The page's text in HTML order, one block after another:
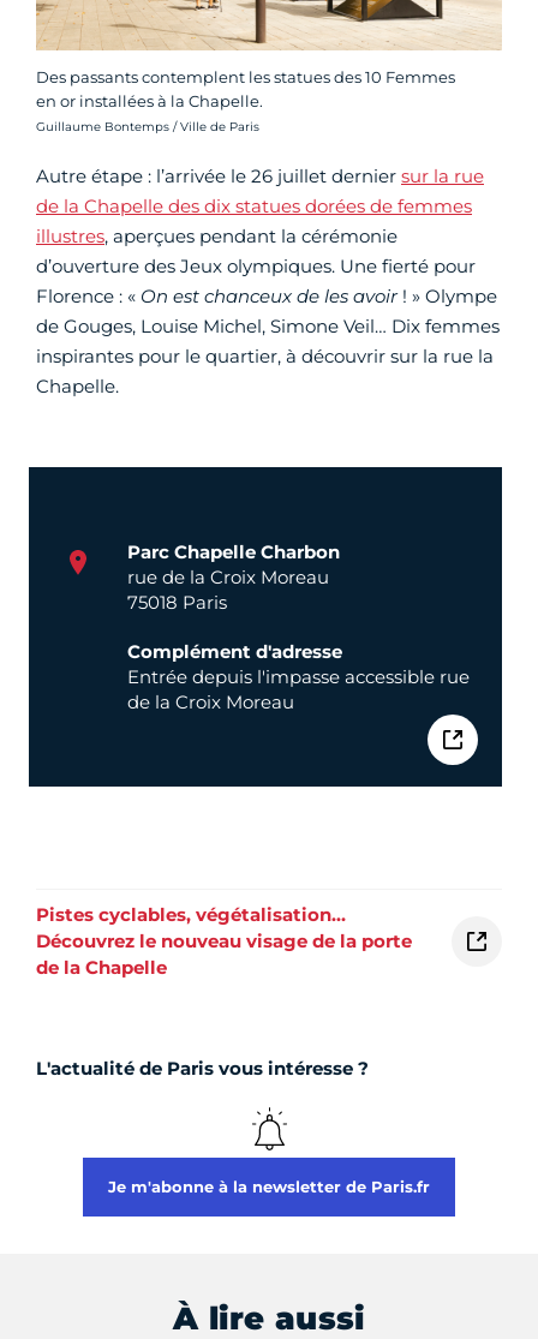
Des passants contemplent les statues des 10 Femmes
en or installées à la Chapelle.
Crédit photo :
Guillaume Bontemps / Ville de Paris
Autre étape : l’arrivée le 26 juillet dernier sur la rue
de la Chapelle des dix statues dorées de femmes
illustres, aperçues pendant la cérémonie
d’ouverture des Jeux olympiques. Une fierté pour
Florence : « On est chanceux de les avoir ! » Olympe
de Gouges, Louise Michel, Simone Veil… Dix femmes
inspirantes pour le quartier, à découvrir sur la rue la
Chapelle.
Parc Chapelle Charbon
rue de la Croix Moreau
75018 Paris
Complément d'adresse
Entrée depuis l'impasse accessible rue
de la Croix Moreau
Pistes cyclables, végétalisation…
Découvrez le nouveau visage de la porte
de la Chapelle
L'actualité de Paris vous intéresse ?
Je m'abonne à la newsletter de Paris.fr
À lire aussi